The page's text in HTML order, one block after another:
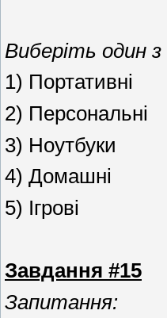
Виберіть один з
1) Портативні
2) Персональні
3) Ноутбуки
4) Домашні
5) Ігрові
Завдання #15
Запитання: